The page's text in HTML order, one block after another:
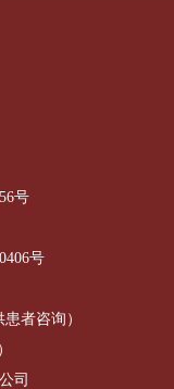
号
号
患者咨询）
司